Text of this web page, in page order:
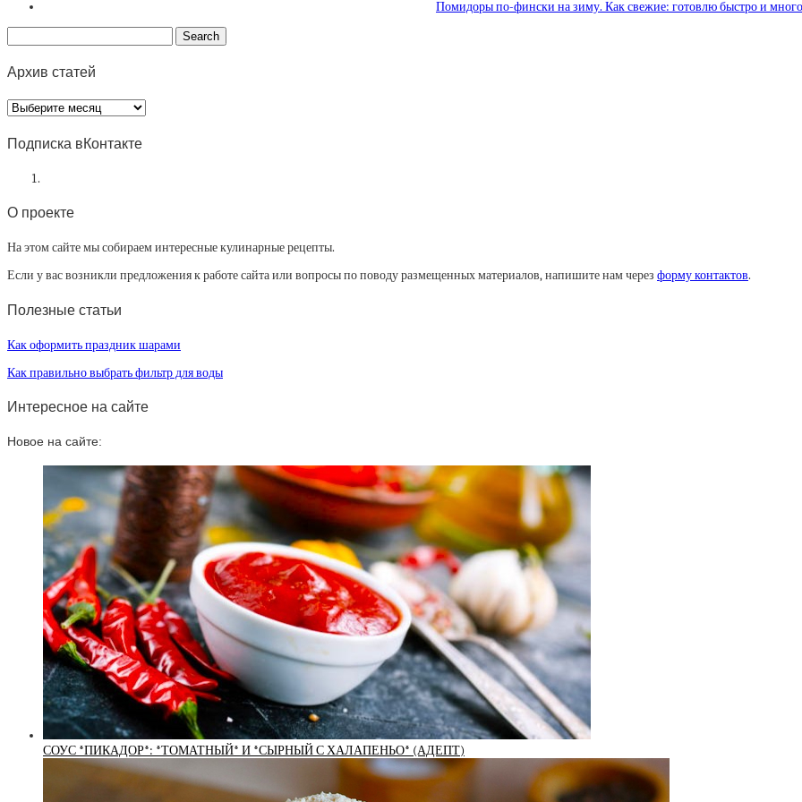
Помидоры по-фински на зиму. Как свежие: готовлю быстро и много
Архив статей
Архив
статей
Подписка вКонтакте
О проекте
На этом сайте мы собираем интересные кулинарные рецепты.
Если у вас возникли предложения к работе сайта или вопросы по поводу размещенных материалов, напишите нам через форму контактов.
Полезные статьи
Как оформить праздник шарами
Как правильно выбрать фильтр для воды
Интересное на сайте
Новое на сайте:
СОУС *ПИКАДОР*: *ТОМАТНЫЙ* И *СЫРНЫЙ С ХАЛАПЕНЬО* (АДЕПТ)